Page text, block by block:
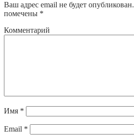
Ваш адрес email не будет опубликован.
помечены *
Комментарий
Имя *
Email *